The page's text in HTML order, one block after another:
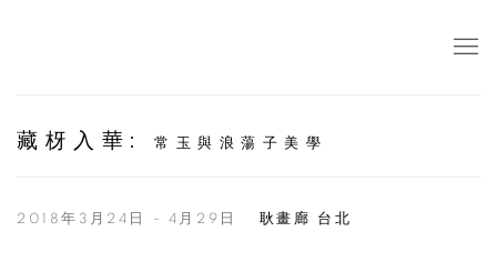
藏枒入華 : 常玉與浪蕩子美學
2018年3月24日 - 4月29日 耿畫廊 台北